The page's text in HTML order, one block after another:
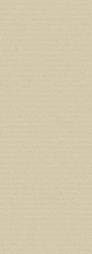
confidit/
confidit/
confidit/